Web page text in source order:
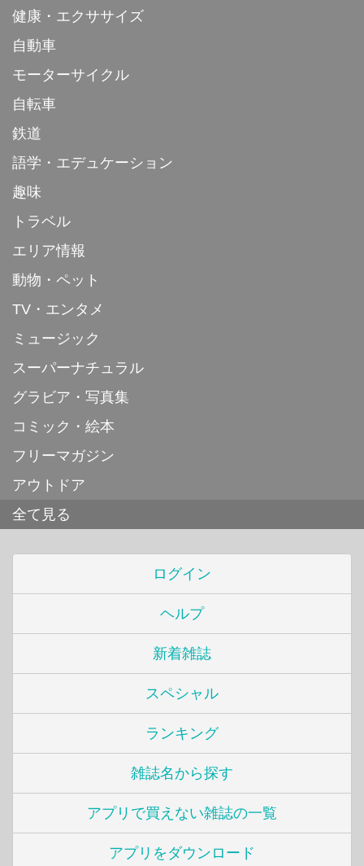
健康・エクササイズ
自動車
モーターサイクル
自転車
鉄道
語学・エデュケーション
趣味
トラベル
エリア情報
動物・ペット
TV・エンタメ
ミュージック
スーパーナチュラル
グラビア・写真集
コミック・絵本
フリーマガジン
アウトドア
全て見る
ログイン
ヘルプ
新着雑誌
スペシャル
ランキング
雑誌名から探す
アプリで買えない雑誌の一覧
アプリをダウンロード